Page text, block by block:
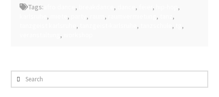
Tags: , , , ,
,
, , , , ,
,
, , ,
,
,
Search